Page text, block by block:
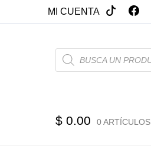
MI CUENTA
PRODUCTS
SEARCH
$0.00 0 ARTÍCULOS